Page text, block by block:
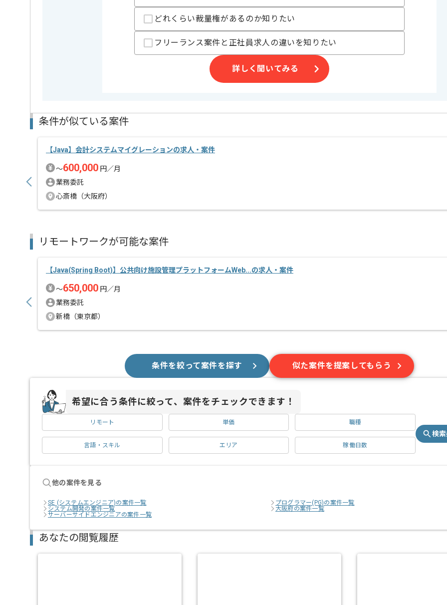
どれくらい裁量権があるのか知りたい
フリーランス案件と正社員求人の違いを知りたい
詳しく聞いてみる
条件が似ている案件
【Java】会計システムマイグレーションの求人・案件
〜600,000 円／月
業務委託
心斎橋（大阪府）
リモートワークが可能な案件
【Java(Spring Boot)】公共向け施設管理プラットフォームWeb...の求人・案件
〜650,000 円／月
業務委託
新橋（東京都）
条件を絞って案件を探す 似た案件を提案してもらう
希望に合う条件に絞って、案件をチェックできます！
リモート 単価 職種
言語・スキル エリア 稼働日数
検
他の案件を見る
SE (システムエンジニア)の案件一覧
プログラマー(PG)の案件一覧
システム開発の案件一覧
大阪府の案件一覧
サーバーサイドエンジニアの案件一覧
あなたの閲覧履歴